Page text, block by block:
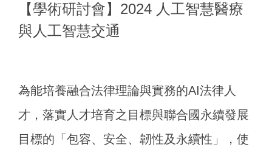
【學術研討會】2024 人工智慧醫療
與人工智慧交通
為能培養融合法律理論與實務的AI法律人
才，落實人才培育之目標與聯合國永續發展
目標的「包容、安全、韌性及永續性」，使